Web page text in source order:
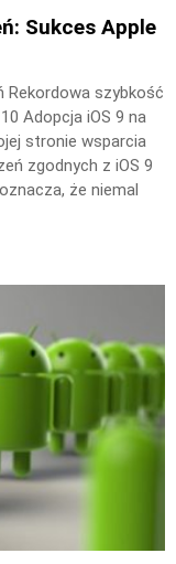
Sukces Apple
Rekordowa szybkość
Adopcja iOS 9 na
stronie wsparcia
zgodnych z iOS 9
że niemal